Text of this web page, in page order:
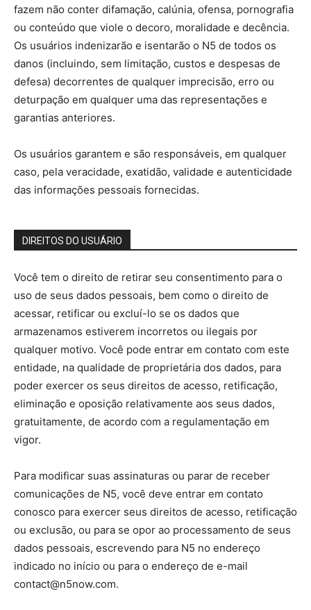
fazem não conter difamação, calúnia, ofensa, pornografia
ou conteúdo que viole o decoro, moralidade e decência.
Os usuários indenizarão e isentarão o N5 de todos os
danos (incluindo, sem limitação, custos e despesas de
defesa) decorrentes de qualquer imprecisão, erro ou
deturpação em qualquer uma das representações e
garantias anteriores.
Os usuários garantem e são responsáveis, em qualquer
caso, pela veracidade, exatidão, validade e autenticidade
das informações pessoais fornecidas.
DIREITOS DO USUÁRIO
Você tem o direito de retirar seu consentimento para o
uso de seus dados pessoais, bem como o direito de
acessar, retificar ou excluí-lo se os dados que
armazenamos estiverem incorretos ou ilegais por
qualquer motivo. Você pode entrar em contato com este
entidade, na qualidade de proprietária dos dados, para
poder exercer os seus direitos de acesso, retificação,
eliminação e oposição relativamente aos seus dados,
gratuitamente, de acordo com a regulamentação em
vigor.
Para modificar suas assinaturas ou parar de receber
comunicações de N5, você deve entrar em contato
conosco para exercer seus direitos de acesso, retificação
ou exclusão, ou para se opor ao processamento de seus
dados pessoais, escrevendo para N5 no endereço
indicado no início ou para o endereço de e-mail
contact@n5now.com.